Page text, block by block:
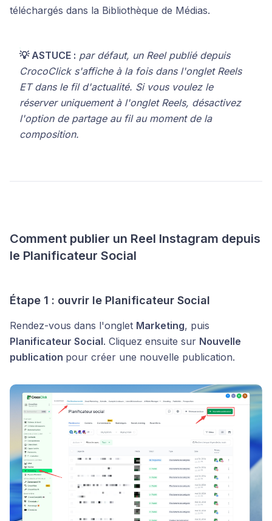
téléchargés dans la Bibliothèque de Médias.
💡 ASTUCE : par défaut, un Reel publié depuis
CrocoClick s'affiche à la fois dans l'onglet Reels
ET dans le fil d'actualité. Si vous voulez le
réserver uniquement à l'onglet Reels, désactivez
l'option de partage au fil au moment de la
composition.
Comment publier un Reel Instagram depuis
le Planificateur Social
Étape 1 : ouvrir le Planificateur Social
Rendez-vous dans l'onglet Marketing, puis
Planificateur Social. Cliquez ensuite sur Nouvelle
publication pour créer une nouvelle publication.